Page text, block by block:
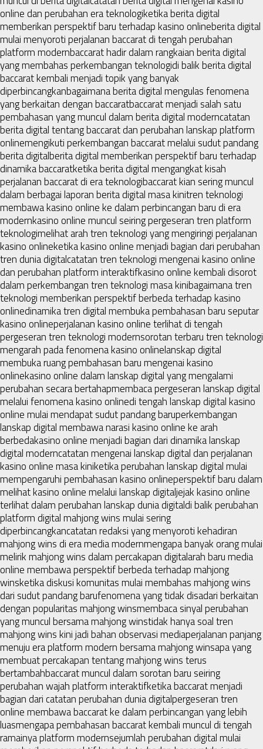
online dan perubahan era teknologiketika berita digital
memberikan perspektif baru terhadap kasino onlineberita digital
mulai menyoroti perjalanan baccarat di tengah perubahan
platform modernbaccarat hadir dalam rangkaian berita digital
yang membahas perkembangan teknologidi balik berita digital
baccarat kembali menjadi topik yang banyak
diperbincangkanbagaimana berita digital mengulas fenomena
yang berkaitan dengan baccaratbaccarat menjadi salah satu
pembahasan yang muncul dalam berita digital moderncatatan
berita digital tentang baccarat dan perubahan lanskap platform
onlinemengikuti perkembangan baccarat melalui sudut pandang
berita digitalberita digital memberikan perspektif baru terhadap
dinamika baccaratketika berita digital mengangkat kisah
perjalanan baccarat di era teknologibaccarat kian sering muncul
dalam berbagai laporan berita digital masa kinitren teknologi
membawa kasino online ke dalam perbincangan baru di era
modernkasino online muncul seiring pergeseran tren platform
teknologimelihat arah tren teknologi yang mengiringi perjalanan
kasino onlineketika kasino online menjadi bagian dari perubahan
tren dunia digitalcatatan tren teknologi mengenai kasino online
dan perubahan platform interaktifkasino online kembali disorot
dalam perkembangan tren teknologi masa kinibagaimana tren
teknologi memberikan perspektif berbeda terhadap kasino
onlinedinamika tren digital membuka pembahasan baru seputar
kasino onlineperjalanan kasino online terlihat di tengah
pergeseran tren teknologi modernsorotan terbaru tren teknologi
mengarah pada fenomena kasino onlinelanskap digital
membuka ruang pembahasan baru mengenai kasino
onlinekasino online dalam lanskap digital yang mengalami
perubahan secara bertahapmembaca pergeseran lanskap digital
melalui fenomena kasino onlinedi tengah lanskap digital kasino
online mulai mendapat sudut pandang baruperkembangan
lanskap digital membawa narasi kasino online ke arah
berbedakasino online menjadi bagian dari dinamika lanskap
digital moderncatatan mengenai lanskap digital dan perjalanan
kasino online masa kiniketika perubahan lanskap digital mulai
mempengaruhi pembahasan kasino onlineperspektif baru dalam
melihat kasino online melalui lanskap digitaljejak kasino online
terlihat dalam perubahan lanskap dunia digitaldi balik perubahan
platform digital mahjong wins mulai sering
diperbincangkancatatan redaksi yang menyoroti kehadiran
mahjong wins di era media modernmengapa banyak orang mulai
melirik mahjong wins dalam percakapan digitalarah baru media
online membawa perspektif berbeda terhadap mahjong
winsketika diskusi komunitas mulai membahas mahjong wins
dari sudut pandang barufenomena yang tidak disadari berkaitan
dengan popularitas mahjong winsmembaca sinyal perubahan
yang muncul bersama mahjong winstidak hanya soal tren
mahjong wins kini jadi bahan observasi mediaperjalanan panjang
menuju era platform modern bersama mahjong winsapa yang
membuat percakapan tentang mahjong wins terus
bertambahbaccarat muncul dalam sorotan baru seiring
perubahan wajah platform interaktifketika baccarat menjadi
bagian dari catatan perubahan dunia digitalpergeseran tren
online membawa baccarat ke dalam perbincangan yang lebih
luasmengapa pembahasan baccarat kembali muncul di tengah
ramainya platform modernsejumlah perubahan digital mulai